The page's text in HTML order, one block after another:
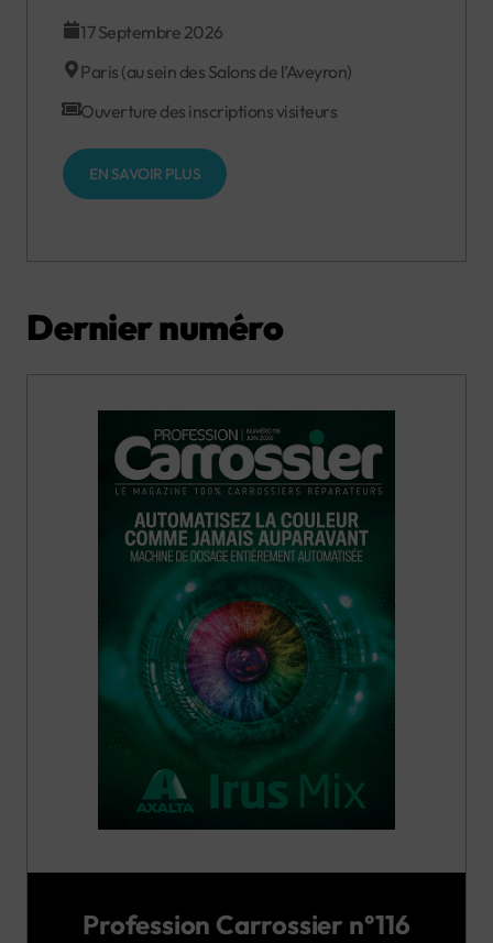
17 Septembre 2026
Paris (au sein des Salons de l’Aveyron)
Ouverture des inscriptions visiteurs
EN SAVOIR PLUS
Dernier numéro
Profession Carrossier n°116